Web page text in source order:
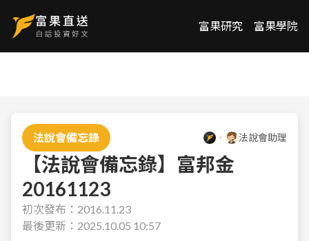
富果研究 富果學院
法說會備忘錄 法說會助理
【法說會備忘錄】富邦金
20161123
初次發布： 2016.11.23
最後更新： 2025.10.05 10:57